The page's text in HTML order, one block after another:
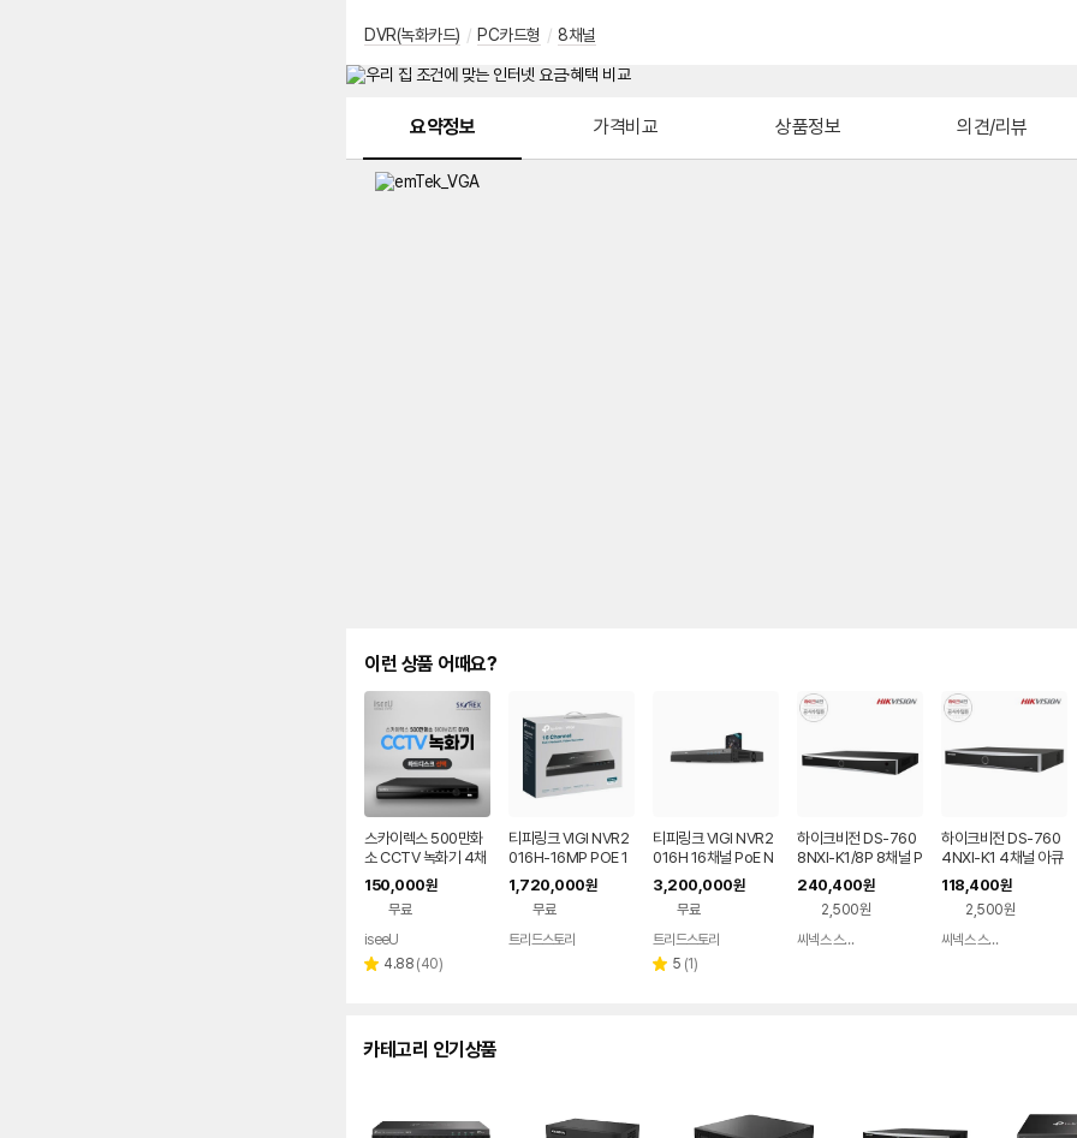
DVR(녹화카드) / PC카드형 / 8채널
요약정보 가격비교 상품정보 의견/리뷰
이런 상품 어때요?
스카이렉스 500만화
소 CCTV 녹화기 4채
널 SKYREX DVR
150,000원
무료
iseeU
별 4.88 리
(40)
티피링크 VIGI NVR2
016H-16MP POE 1
6포트 CCTV IP카메
라 녹화기
1,720,000원
무료
트리드스토리
티피링크 VIGI NVR2
016H 16채널 PoE N
VR 4TB HDD 포함 C
CTV 녹화기
3,200,000원
무료
트리드스토리
별 5 리
(1)
하이크비전 DS-760
8NXI-K1/8P 8채널 P
oE NVR CCTV 녹화
기
240,400원
2,500원
씨넥스 스토어
하이크비전 DS-760
4NXI-K1 4채널 아큐
센스 4K NVR CCTV
녹화기
118,400원
2,500원
씨넥스 스토어
카테고리 인기상품